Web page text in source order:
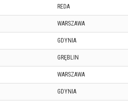
REDA
WARSZAWA
GDYNIA
GRĘBLIN
WARSZAWA
GDYNIA